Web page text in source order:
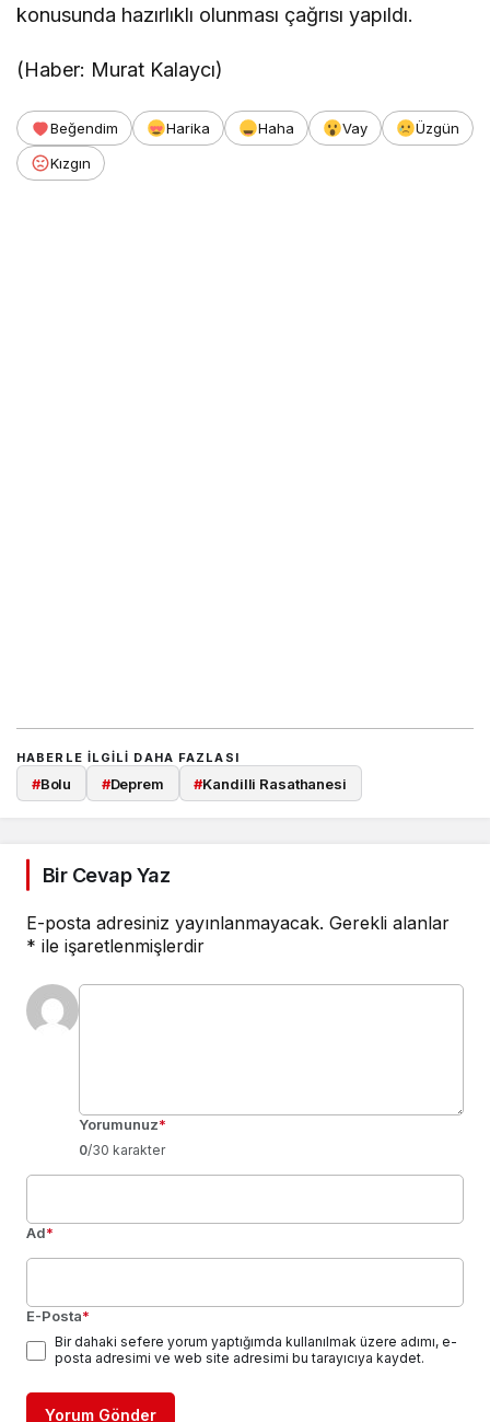
konusunda hazırlıklı olunması çağrısı yapıldı.
(Haber: Murat Kalaycı)
Beğendim Harika Haha Vay
Üzgün
Kızgın
HABERLE ILGILI DAHA FAZLASI
#Bolu #Deprem #Kandilli Rasathanesi
Bir Cevap Yaz
E-posta adresiniz yayınlanmayacak. Gerekli alanlar
* ile işaretlenmişlerdir
Yorumunuz*
0/30 karakter
Ad*
E-Posta*
Bir dahaki sefere yorum yaptığımda kullanılmak üzere adımı, e-
posta adresimi ve web site adresimi bu tarayıcıya kaydet.
Yorum Gönder